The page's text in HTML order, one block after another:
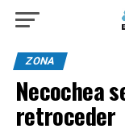
ZONA
Necochea
retroceder